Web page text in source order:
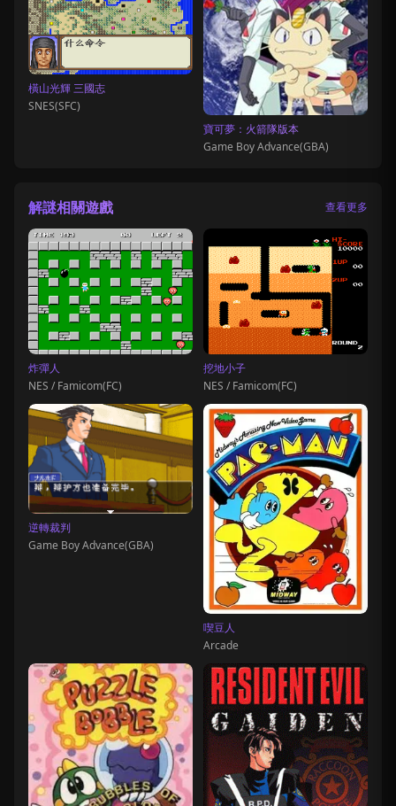
橫山光輝 三國志
SNES(SFC)
寶可夢：火箭隊版本
Game Boy Advance(GBA)
解謎相關遊戲 查看更多
炸彈人
NES / Famicom(FC)
挖地小子
NES / Famicom(FC)
逆轉裁判
Game Boy Advance(GBA)
喫豆人
Arcade